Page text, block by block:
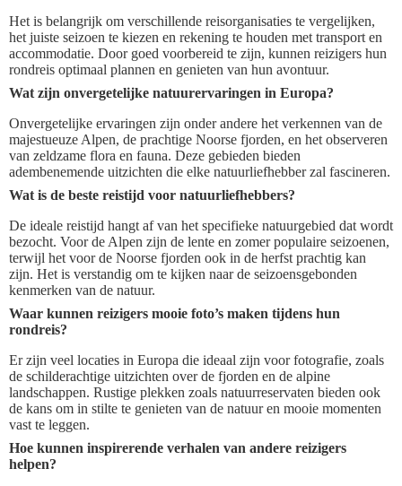
Het is belangrijk om verschillende reisorganisaties te vergelijken,
het juiste seizoen te kiezen en rekening te houden met transport en
accommodatie. Door goed voorbereid te zijn, kunnen reizigers hun
rondreis optimaal plannen en genieten van hun avontuur.
Wat zijn onvergetelijke natuurervaringen in Europa?
Onvergetelijke ervaringen zijn onder andere het verkennen van de
majestueuze Alpen, de prachtige Noorse fjorden, en het observeren
van zeldzame flora en fauna. Deze gebieden bieden
adembenemende uitzichten die elke natuurliefhebber zal fascineren.
Wat is de beste reistijd voor natuurliefhebbers?
De ideale reistijd hangt af van het specifieke natuurgebied dat wordt
bezocht. Voor de Alpen zijn de lente en zomer populaire seizoenen,
terwijl het voor de Noorse fjorden ook in de herfst prachtig kan
zijn. Het is verstandig om te kijken naar de seizoensgebonden
kenmerken van de natuur.
Waar kunnen reizigers mooie foto’s maken tijdens hun
rondreis?
Er zijn veel locaties in Europa die ideaal zijn voor fotografie, zoals
de schilderachtige uitzichten over de fjorden en de alpine
landschappen. Rustige plekken zoals natuurreservaten bieden ook
de kans om in stilte te genieten van de natuur en mooie momenten
vast te leggen.
Hoe kunnen inspirerende verhalen van andere reizigers
helpen?